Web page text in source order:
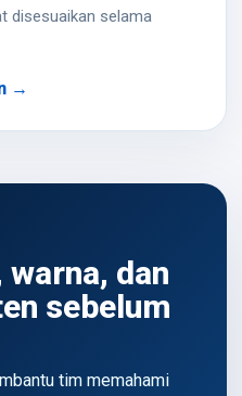
disesuaikan selama
→
dan
sebelum
tim memahami